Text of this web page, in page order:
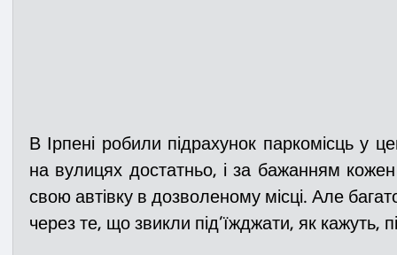
В Ірпені робили підрахунок паркомісць у
на вулицях достатньо, і за бажанням
свою автівку в дозволеному місці. Але
через те, що звикли під’їжджати, як кажуть,